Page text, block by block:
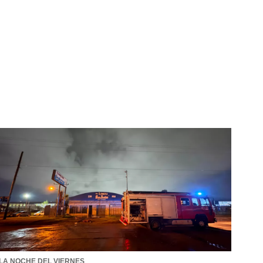
NOCHE DEL VIERNES